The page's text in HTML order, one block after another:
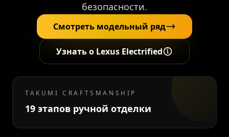
безопасности.
Смотреть модельный ряд
Узнать о Lexus Electrified
TAKUMI CRAFTSMANSHIP
19 этапов ручной отделки